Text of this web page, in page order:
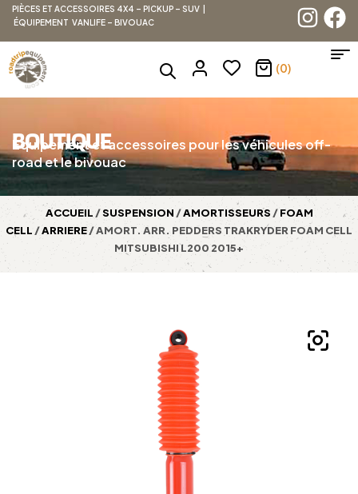
PIÈCES ET ACCESSOIRES 4X4 – PICKUP – SUV |
ÉQUIPEMENT VANLIFE – BIVOUAC
(0)
BOUTIQUE
Équipement et accessoires pour les véhicules off-
road et le bivouac
ACCUEIL /SUSPENSION /AMORTISSEURS /FOAM
CELL /ARRIERE/ AMORT. ARR. PEDDERS TRAKRYDER FOAM CELL
MITSUBISHI L200 2015+